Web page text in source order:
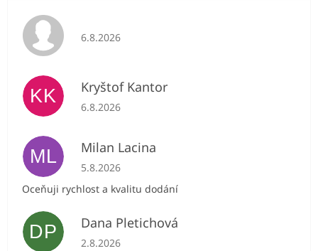
Hodnocení obchodu je 5 z 5 hvězdiček.
6.8.2026
KK Kryštof Kantor
Hodnocení obchodu je 5 z 5 hvězdiček.
6.8.2026
ML Milan Lacina
Hodnocení obchodu je 5 z 5 hvězdiček.
5.8.2026
Oceňuji rychlost a kvalitu dodání
DP Dana Pletichová
Hodnocení obchodu je 5 z 5 hvězdiček.
2.8.2026